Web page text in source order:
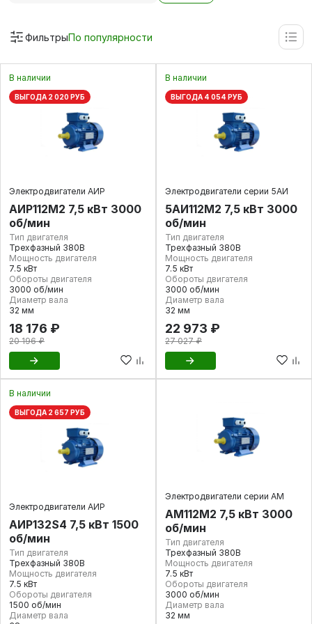
ФильтрыПо популярности
В наличии
ВЫГОДА 2 020 РУБ
Электродвигатели АИР
АИР112М2 7,5 кВт 3000
об/мин
Тип двигателя
Трехфазный 380В
Мощность двигателя
7.5 кВт
Обороты двигателя
3000 об/мин
Диаметр вала
32 мм
18 176 ₽
20 196 ₽
В наличии
ВЫГОДА 4 054 РУБ
Электродвигатели серии 5АИ
5АИ112M2 7,5 кВт 3000
об/мин
Тип двигателя
Трехфазный 380В
Мощность двигателя
7.5 кВт
Обороты двигателя
3000 об/мин
Диаметр вала
32 мм
22 973 ₽
27 027 ₽
В наличии
ВЫГОДА 2 657 РУБ
Электродвигатели АИР
АИР132S4 7,5 кВт 1500
об/мин
Тип двигателя
Трехфазный 380В
Мощность двигателя
7.5 кВт
Обороты двигателя
1500 об/мин
Диаметр вала
Электродвигатели серии АМ
АМ112М2 7,5 кВт 3000
об/мин
Тип двигателя
Трехфазный 380В
Мощность двигателя
7.5 кВт
Обороты двигателя
3000 об/мин
Диаметр вала
32 мм